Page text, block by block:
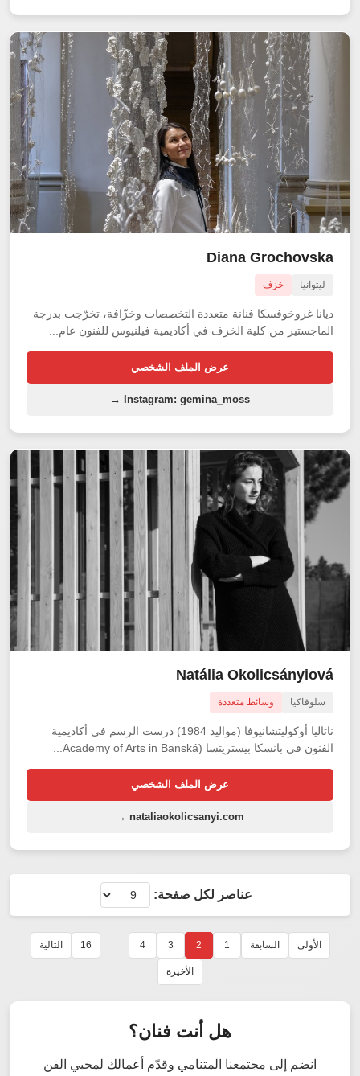
Diana Grochovska
ليتوانيا خزف
ديانا غروخوفسكا فنانة متعددة التخصصات وخزّافة، تخرّجت بدرجة
الماجستير من كلية الخزف في أكاديمية فيلنيوس للفنون عام...
عرض الملف الشخصي
Instagram: gemina_moss →
Natália Okolicsányiová
سلوفاكيا وسائط متعددة
ناتاليا أوكوليتشانيوفا (مواليد 1984) درست الرسم في أكاديمية
الفنون في بانسكا بيستريتسا (Academy of Arts in Banská...
عرض الملف الشخصي
nataliaokolicsanyi.com →
عناصر لكل صفحة:
الأولى السابقة 1
2
3
4
...
16 التالية
الأخيرة
هل أنت فنان؟
انضم إلى مجتمعنا المتنامي وقدّم أعمالك لمحبي الفن